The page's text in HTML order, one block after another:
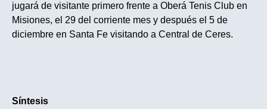
jugará de visitante primero frente a Oberá Tenis Club en
Misiones, el 29 del corriente mes y después el 5 de
diciembre en Santa Fe visitando a Central de Ceres.
Síntesis